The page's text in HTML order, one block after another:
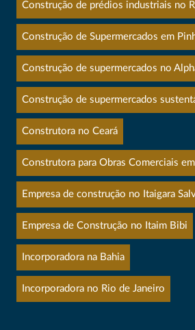
Construção de prédios industriais no
Construção de Supermercados em
Construção de supermercados no
Construção de supermercados
Construtora no Ceará
Construtora para Obras Comerciais
Empresa de construção no Itaigara
Empresa de Construção no Itaim Bibi
Incorporadora na Bahia
Incorporadora no Rio de Janeiro